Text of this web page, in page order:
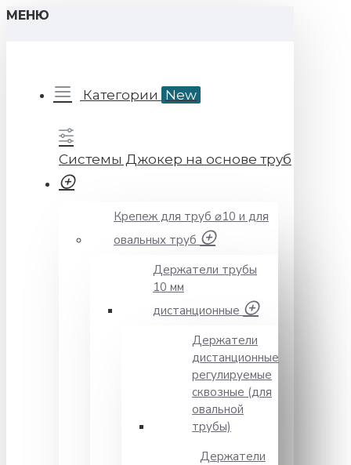
МЕНЮ
Категории New
Системы Джокер на основе труб
Крепеж для труб ⌀10 и для
овальных труб
Держатели трубы
10 мм
дистанционные
Держатели
дистанционные
регулируемые
сквозные (для
овальной
трубы)
Держатели